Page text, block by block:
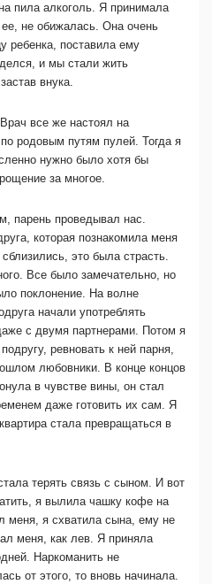
пила алкоголь. Я принимала
не обижалась. Она очень
ребенка, поставила ему
и мы стали жить
внука.
все же настоял на
родовым путям пулей. Тогда я
нужно было хотя бы
за многое.
парень проведывал нас.
которая познакомила меня
это была страсть.
Все было замечательно, но
поклонение. На волне
начали употреблять
с двумя партнерами. Потом я
ревновать к ней парня,
любовники. В конце концов
в чувстве вины, он стал
даже готовить их сам. Я
стала превращаться в
терять связь с сыном. И вот
я вылила чашку кофе на
меня, я схватила сына, ему не
меня, как лев. Я приняла
Наркоманить не
от этого, то вновь начинала.